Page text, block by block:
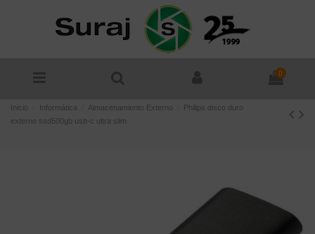
0
Inicio Informática Almacenamiento Externo
Philips disco duro
externo ssd500gb usb-c ultra slim